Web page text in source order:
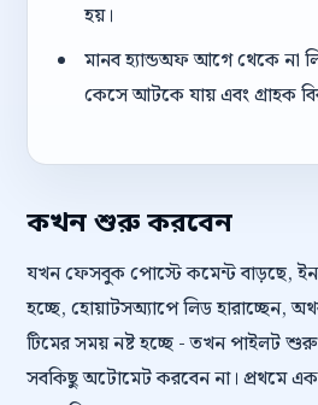
হয়।
মানব হ্যান্ডঅফ আগে থেকে না
কেসে আটকে যায় এবং গ্রাহক
কখন শুরু করবেন
যখন ফেসবুক পোস্টে কমেন্ট বাড়ছে,
হচ্ছে, হোয়াটসঅ্যাপে লিড হারাচ্ছেন,
টিমের সময় নষ্ট হচ্ছে - তখন পাইলট
সবকিছু অটোমেট করবেন না। প্রথমে